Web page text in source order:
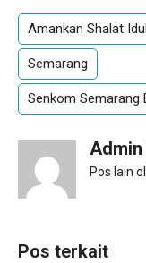
Amankan Shalat
Semarang
Senkom Semarang
Pos lain
Pos terkait